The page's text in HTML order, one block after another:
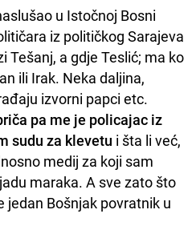
u Istočnoj Bosni
iz političkog Sarajeva
Tešanj, a gdje Teslić; ma ko
ili Irak. Neka daljina,
izvorni papci etc.
pa me je policajac iz
sudu za klevetu i šta li već,
medij za koji sam
maraka. A sve zato što
jedan Bošnjak povratnik u